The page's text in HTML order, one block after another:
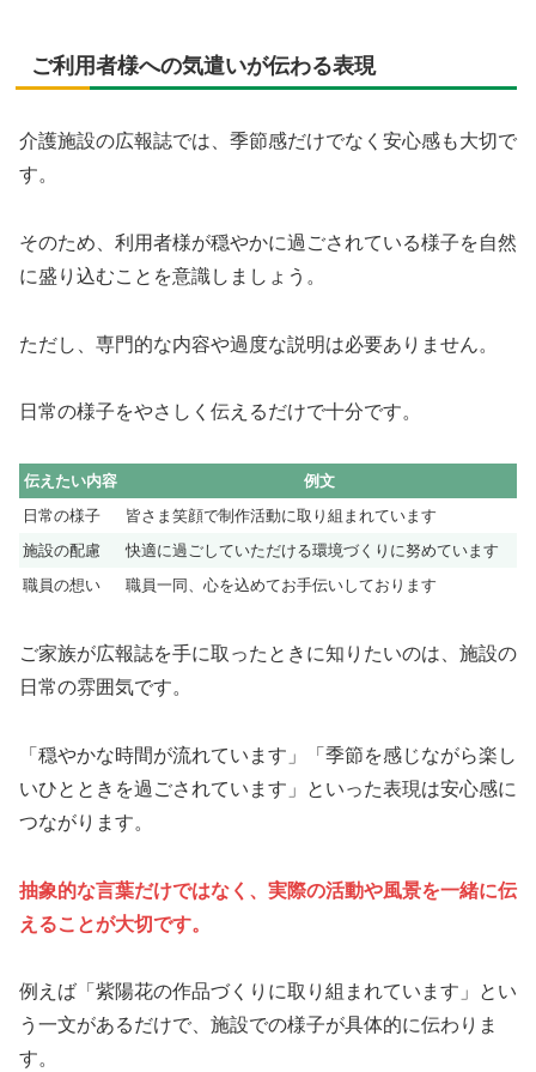
ご利用者様への気遣いが伝わる表現
介護施設の広報誌では、季節感だけでなく安心感も大切で
す。
そのため、利用者様が穏やかに過ごされている様子を自然
に盛り込むことを意識しましょう。
ただし、専門的な内容や過度な説明は必要ありません。
日常の様子をやさしく伝えるだけで十分です。
伝えたい内容
例文
日常の様子
皆さま笑顔で制作活動に取り組まれています
施設の配慮
快適に過ごしていただける環境づくりに努めています
職員の想い
職員一同、心を込めてお手伝いしております
ご家族が広報誌を手に取ったときに知りたいのは、施設の
日常の雰囲気です。
「穏やかな時間が流れています」「季節を感じながら楽し
いひとときを過ごされています」といった表現は安心感に
つながります。
抽象的な言葉だけではなく、実際の活動や風景を一緒に伝
えることが大切です。
例えば「紫陽花の作品づくりに取り組まれています」とい
う一文があるだけで、施設での様子が具体的に伝わりま
す。